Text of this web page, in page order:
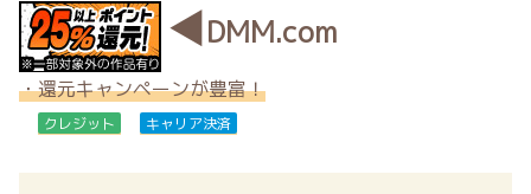
◀DMM.com
・還元キャンペーンが豊富！
クレジット キャリア決済